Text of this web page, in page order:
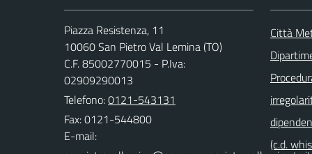
Piazza Resistenza, 11
10060 San Pietro Val Lemina (TO)
C.F. 85002770015 - P.Iva:
02909290013
Telefono:0121-543131
Fax: 0121-544800
E-mail:
Città
(c.d.